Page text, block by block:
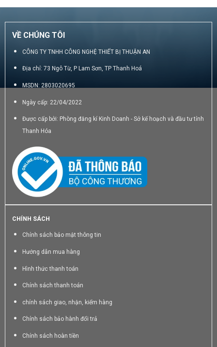
2.150.000₫.
VỀ CHÚNG TÔI
CÔNG TY TNHH CÔNG NGHỆ THIẾT BỊ THUẬN AN
Địa chỉ: 73 Ngô Từ, P Lam Sơn, TP Thanh Hoá
MSDN: 2803020695
Ngày cấp: 22/04/2022
Được cấp bởi: Phòng đăng kí Kinh Doanh - Sở kế hoạch và đầu tư tỉnh
Thanh Hóa
CHÍNH SÁCH
Chính sách bảo mật thông tin
Hướng dẫn mua hàng
Hình thức thanh toán
Chính sách thanh toán
chính sách giao, nhận, kiểm hàng
Chính sách bảo hành đổi trả
Chính sách hoàn tiền